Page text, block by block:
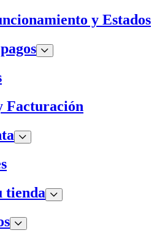
y Estados
Facturación
tienda